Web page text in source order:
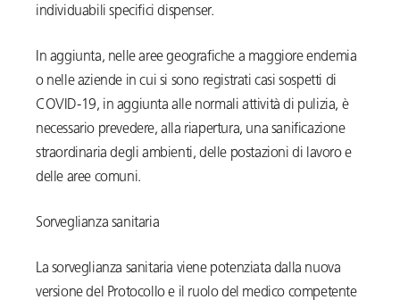
individuabili specifici dispenser.
In aggiunta, nelle aree geografiche a maggiore endemia
o nelle aziende in cui si sono registrati casi sospetti di
COVID-19, in aggiunta alle normali attività di pulizia, è
necessario prevedere, alla riapertura, una sanificazione
straordinaria degli ambienti, delle postazioni di lavoro e
delle aree comuni.
Sorveglianza sanitaria
La sorveglianza sanitaria viene potenziata dalla nuova
versione del Protocollo e il ruolo del medico competente